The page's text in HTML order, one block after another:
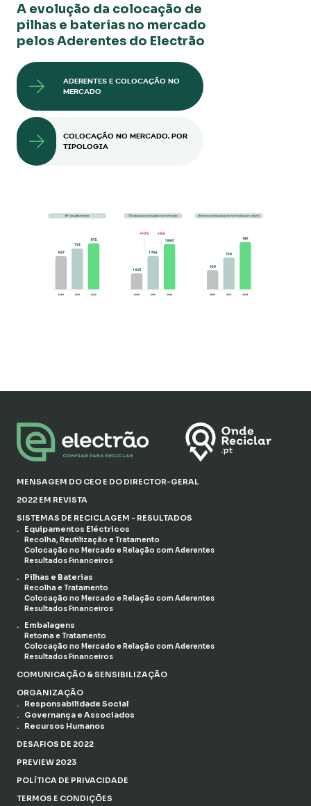
A evolução da colocação de
pilhas e baterias no mercado
pelos Aderentes do Electrão
ADERENTES E COLOCAÇÃO NO
MERCADO
COLOCAÇÃO NO MERCADO, POR
TIPOLOGIA
MENSAGEM DO CEO E DO DIRECTOR-GERAL
2022 EM REVISTA
SISTEMAS DE RECICLAGEM - RESULTADOS
Equipamentos Eléctricos
Recolha, Reutilização e Tratamento
Colocação no Mercado e Relação com Aderentes
Resultados Financeiros
Pilhas e Baterias
Recolha e Tratamento
Colocação no Mercado e Relação com Aderentes
Resultados Financeiros
Embalagens
Retoma e Tratamento
Colocação no Mercado e Relação com Aderentes
Resultados Financeiros
COMUNICAÇÃO & SENSIBILIZAÇÃO
ORGANIZAÇÃO
Responsabilidade Social
Governança e Associados
Recursos Humanos
DESAFIOS DE 2022
PREVIEW 2023
POLÍTICA DE PRIVACIDADE
TERMOS E CONDIÇÕES